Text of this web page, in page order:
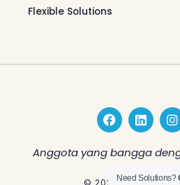
Flexible Solutions
F
a
c
e
L
i
n
k
e
d
I
n
s
t
a
g
Anggota yang bangga
Need Solutions?